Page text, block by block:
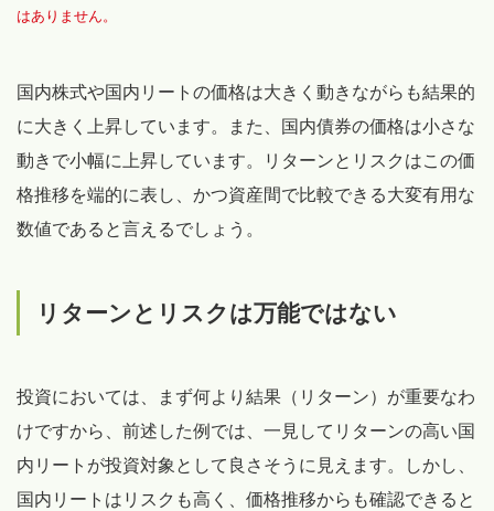
はありません。
国内株式や国内リートの価格は大きく動きながらも結果的
に大きく上昇しています。また、国内債券の価格は小さな
動きで小幅に上昇しています。リターンとリスクはこの価
格推移を端的に表し、かつ資産間で比較できる大変有用な
数値であると言えるでしょう。
リターンとリスクは万能ではない
投資においては、まず何より結果（リターン）が重要なわ
けですから、前述した例では、一見してリターンの高い国
内リートが投資対象として良さそうに見えます。しかし、
国内リートはリスクも高く、価格推移からも確認できると